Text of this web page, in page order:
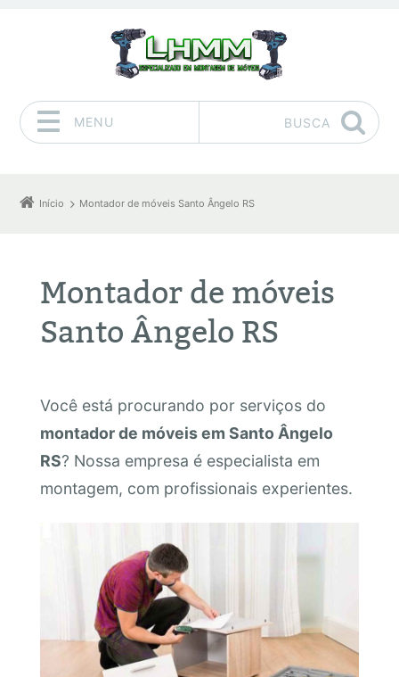
MENU BUSCA
Início Montador de móveis Santo Ângelo RS
Montador de móveis
Santo Ângelo RS
Você está procurando por serviços do
montador de móveis em Santo Ângelo
RS? Nossa empresa é especialista em
montagem, com profissionais experientes.